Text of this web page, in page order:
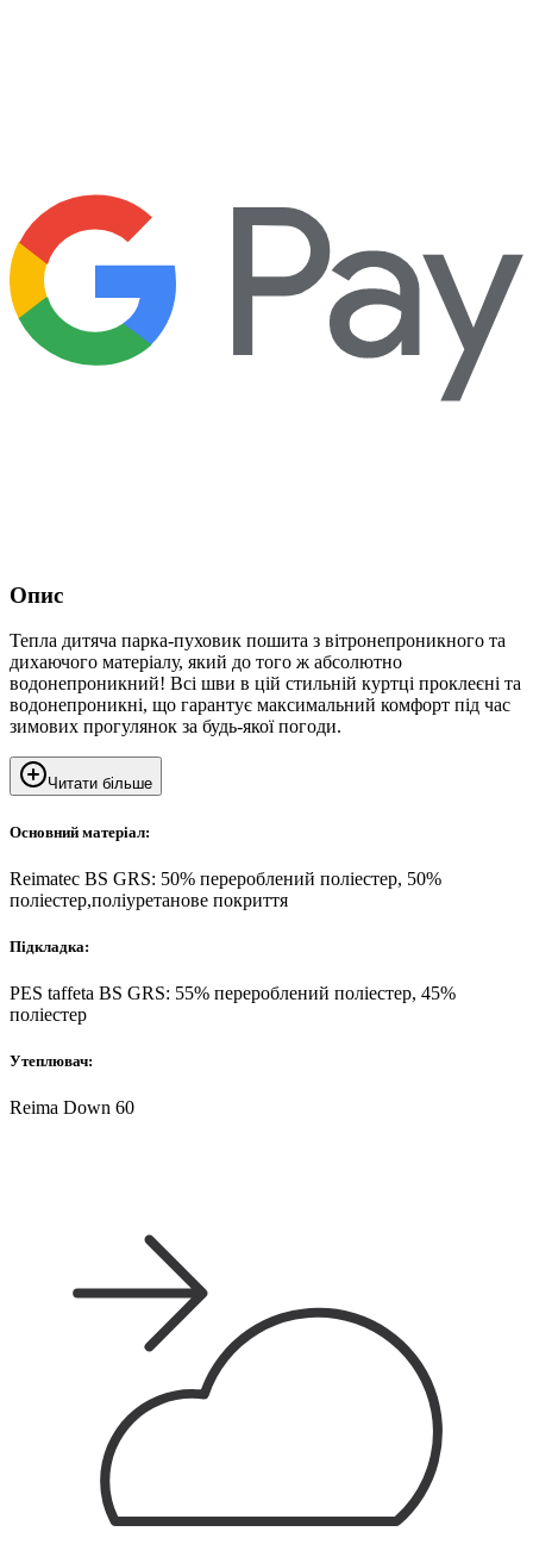
Опис
Тепла дитяча парка-пуховик пошита з вітронепроникного та
дихаючого матеріалу, який до того ж абсолютно
водонепроникний! Всі шви в цій стильній куртці проклеєні та
водонепроникні, що гарантує максимальний комфорт під час
зимових прогулянок за будь-якої погоди.
Читати більше
Основний матеріал:
Reimatec BS GRS: 50% перероблений поліестер, 50%
поліестер,поліуретанове покриття
Підкладка:
PES taffeta BS GRS: 55% перероблений поліестер, 45%
поліестер
Утеплювач:
Reima Down 60